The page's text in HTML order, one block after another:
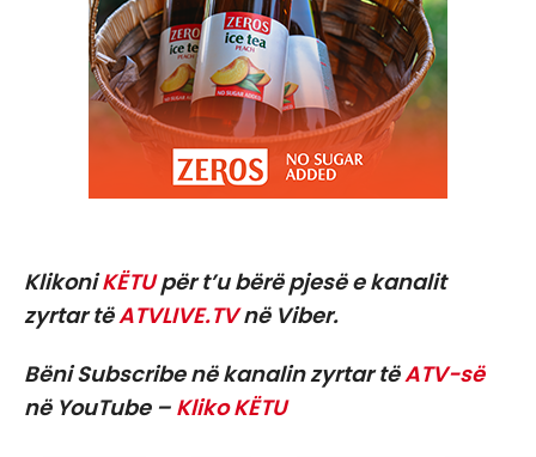
KlikoniKËTUpër t’u bërë pjesë e kanalit
zyrtar tëATVLIVE.TVnë Viber.
Bëni Subscribe në kanalin zyrtar tëATV-së
në YouTube – Kliko KËTU